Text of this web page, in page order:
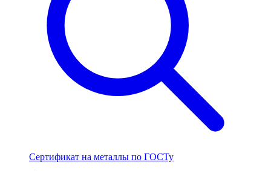
Сертификат на металлы по ГОСТу